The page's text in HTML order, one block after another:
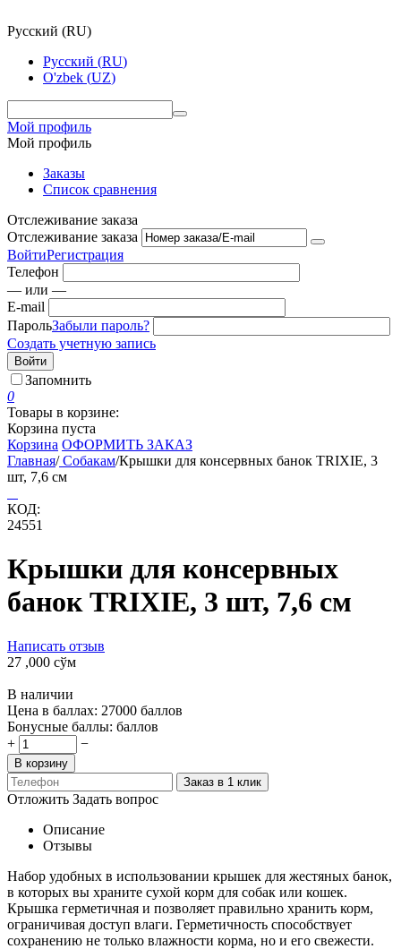
Русский (RU)
Русский (RU)
O'zbek (UZ)
Мой профиль
Мой профиль
Заказы
Список сравнения
Отслеживание заказа
Отслеживание заказа
ВойтиРегистрация
Телефон
— или —
E-mail
ПарольЗабыли пароль?
Создать учетную запись
Войти
Запомнить
0
Товары в корзине:
Корзина пуста
Корзина ОФОРМИТЬ ЗАКАЗ
Главная/Собакам/Крышки для консервных банок TRIXIE, 3
шт, 7,6 см
КОД:
24551
Крышки для консервных
банок TRIXIE, 3 шт, 7,6 см
Написать отзыв
27 ,000 сўм
В наличии
Цена в баллах: 27000 баллов
Бонусные баллы: баллов
+
−
В корзину
Заказ в 1 клик
Отложить Задать вопрос
Описание
Отзывы
Набор удобных в использовании крышек для жестяных банок,
в которых вы храните сухой корм для собак или кошек.
Крышка герметичная и позволяет правильно хранить корм,
ограничивая доступ влаги. Герметичность способствует
сохранению не только влажности корма, но и его свежести.